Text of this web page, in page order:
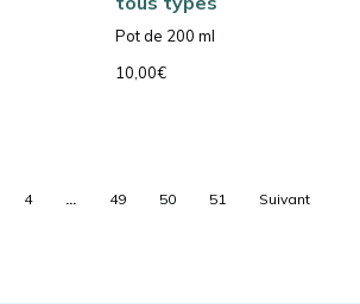
Pot de 200 ml
10,00€
4 … 49 50 51 Suivant